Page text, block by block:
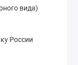
вида)
России